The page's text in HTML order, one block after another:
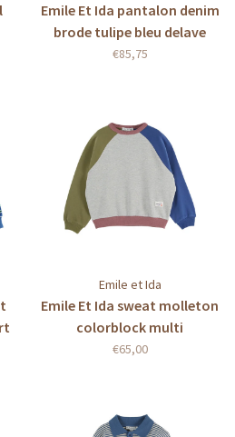
Emile Et Ida pantalon denim
brode tulipe bleu delave
€85,75
Emile et Ida
Emile Et Ida sweat molleton
colorblock multi
€65,00